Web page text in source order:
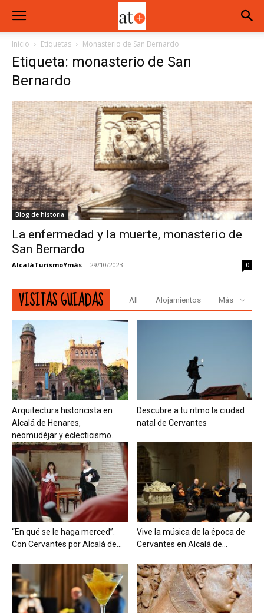
Inicio Etiquetas Monasterio de San Bernardo
Etiqueta: monasterio de San
Bernardo
Blog de historia
La enfermedad y la muerte, monasterio de
San Bernardo
AlcaláTurismoYmás - 29/10/2023 0
VISITAS GUIADAS All Alojamientos Más
Arquitectura historicista en
Alcalá de Henares,
neomudéjar y eclecticismo.
Descubre a tu ritmo la ciudad
natal de Cervantes
“En qué se le haga merced”.
Con Cervantes por Alcalá de...
Vive la música de la época de
Cervantes en Alcalá de...